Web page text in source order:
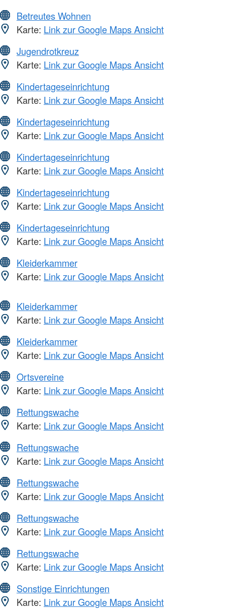
Betreutes Wohnen
Karte: Link zur Google Maps Ansicht
Jugendrotkreuz
Karte: Link zur Google Maps Ansicht
Kindertageseinrichtung
Karte: Link zur Google Maps Ansicht
Kindertageseinrichtung
Karte: Link zur Google Maps Ansicht
Kindertageseinrichtung
Karte: Link zur Google Maps Ansicht
Kindertageseinrichtung
Karte: Link zur Google Maps Ansicht
Kindertageseinrichtung
Karte: Link zur Google Maps Ansicht
Kleiderkammer
Karte: Link zur Google Maps Ansicht
Kleiderkammer
Karte: Link zur Google Maps Ansicht
Kleiderkammer
Karte: Link zur Google Maps Ansicht
Ortsvereine
Karte: Link zur Google Maps Ansicht
Rettungswache
Karte: Link zur Google Maps Ansicht
Rettungswache
Karte: Link zur Google Maps Ansicht
Rettungswache
Karte: Link zur Google Maps Ansicht
Rettungswache
Karte: Link zur Google Maps Ansicht
Rettungswache
Karte: Link zur Google Maps Ansicht
Sonstige Einrichtungen
Karte: Link zur Google Maps Ansicht